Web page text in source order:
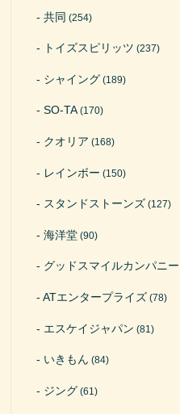
共同 (254)
トイズスピリッツ (237)
シャイング (189)
SO-TA(170)
クオリア (168)
レインボー (150)
スタンドストーンズ (127)
海洋堂 (90)
グッドスマイルカンパニー
ATエンタープライズ (78)
エスケイジャパン (81)
いきもん (84)
ジング (61)